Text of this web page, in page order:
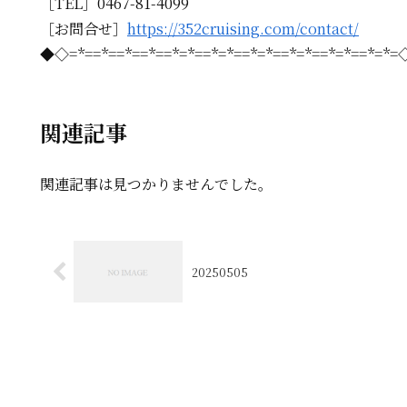
［お問合せ］ https://352cruising.com/contact/
関連記事
関連記事は見つかりませんでした。
20250505